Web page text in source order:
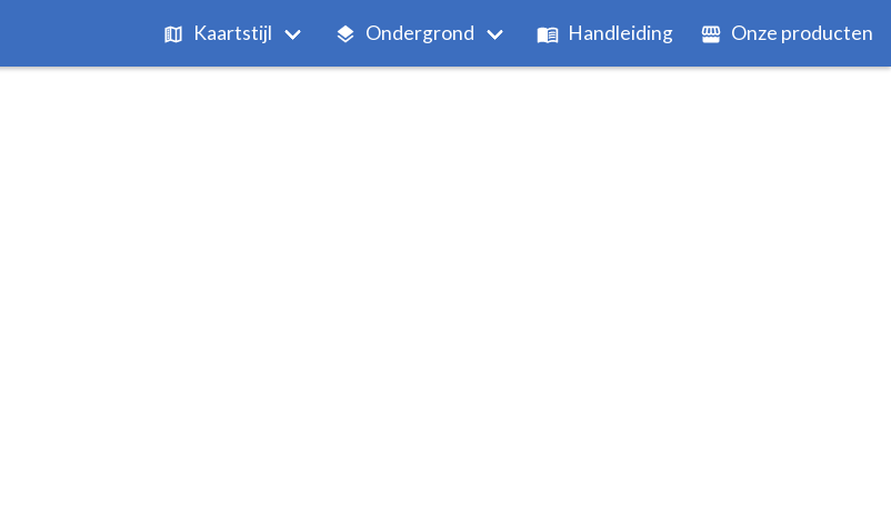
Kaartstijl Ondergrond Handleiding Onze producten